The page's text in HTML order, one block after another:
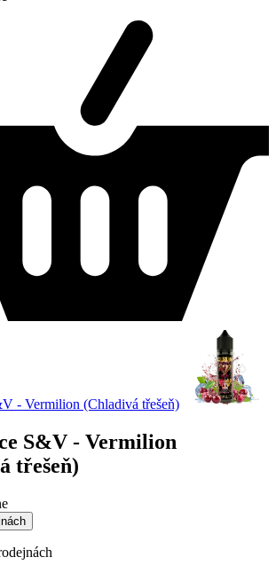
- Vermilion (Chladivá třešeň)
S&V - Vermilion
třešeň)